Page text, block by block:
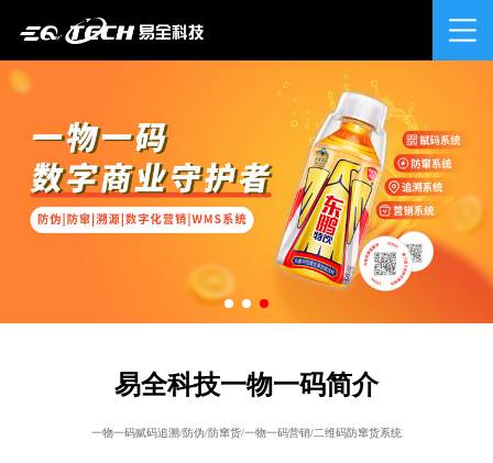
易全科技一物一码简介
一物一码赋码追溯/防伪/防窜货/一物一码营销/二维码防窜货系统